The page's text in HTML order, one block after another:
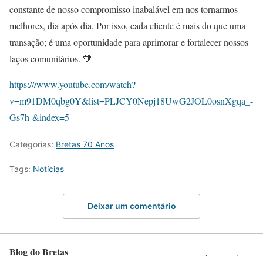
constante de nosso compromisso inabalável em nos tornarmos
melhores, dia após dia. Por isso, cada cliente é mais do que uma
transação; é uma oportunidade para aprimorar e fortalecer nossos
laços comunitários. 🧡
https:///www.youtube.com/watch?
v=m91DM0qbg0Y&list=PLJCY0Nepj18UwG2JOL0osnXgqa_-
Gs7h-&index=5
Categorias: Bretas 70 Anos
Tags: Notícias
Deixar um comentário
Blog do Bretas